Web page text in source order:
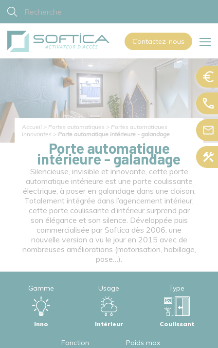
Contactez-nous
Accueil > Portes automatiques > Portes automatiques
innovantes > Porte automatique intérieure - galandage
Porte automatique
intérieure - galandage
Silencieuse, invisible et innovante, cette porte
automatique intérieure est une porte coulissante
électrique, à poser en galandage dans une cloison.
Totalement intégrée dans l’agencement intérieur,
cette porte coulissante d’intérieur surprend par
son élégance et son silence. Développée puis
commercialisée par Softica dès 2006, une
nouvelle version a vu le jour en 2015 avec de
nombreuses améliorations (motorisation, habillage,
pose…).
Gamme
Inno
Usage
Intérieur
Type
Coulissant
Fonction Poids max